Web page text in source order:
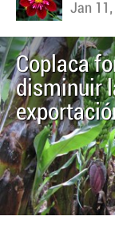
Jan
Coplaca
disminuir